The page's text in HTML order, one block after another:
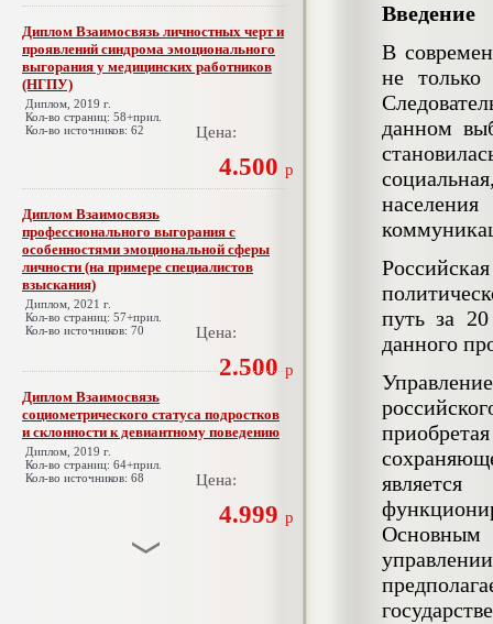
Диплом Взаимосвязь личностных черт и
проявлений синдрома эмоционального
выгорания у медицинских работников
(НГПУ)
Диплом, 2019 г.
Кол-во страниц: 58+прил.
Кол-во источников: 62
Цена:
4.500 р
Диплом Взаимосвязь
профессионального выгорания с
особенностями эмоциональной сферы
личности (на примере специалистов
взыскания)
Диплом, 2021 г.
Кол-во страниц: 57+прил.
Кол-во источников: 70
Цена:
2.500 р
Диплом Взаимосвязь
социометрического статуса подростков
и склонности к девиантному поведению
Диплом, 2019 г.
Кол-во страниц: 64+прил.
Кол-во источников: 68
Цена:
4.999 р
Введение
В
не
данном
путь за
данного
является
Основным